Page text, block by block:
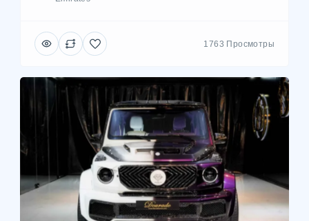
1763 Просмотры